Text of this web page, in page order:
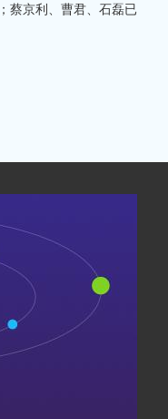
蔡京利、曹君、石磊已